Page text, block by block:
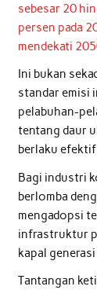
sebesar 20
persen pada
mendekati
Ini bukan
standar emisi
pelabuhan-
tentang daur
berlaku
Bagi industri
berlomba
mengadopsi
infrastruktur
kapal
Tantangan